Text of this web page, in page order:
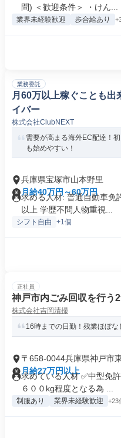
問) ＜歓迎条件＞ ・けん...
業界未経験歓迎 歩合給あり
業務委託
月60万以上稼ぐことも
イバー
株式会社ClubNEXT
需要が高まる海外EC配達！
も始めやすい！
兵庫県宝塚市山本野里
月給40万円～60万円
求める人材: 普通自動車
以上 学歴不問人物重視...
シフト自由 +1個
正社員
神戸市内ごみ回収を行う
株式会社吉岡清掃
16時までの日勤！残業ほぼな
〒658-0044兵庫県神戸市
月給27万円以上
求めている人材 ✅中型免
６００kg程度となる為 ...
制服あり 業界未経験歓迎 +23